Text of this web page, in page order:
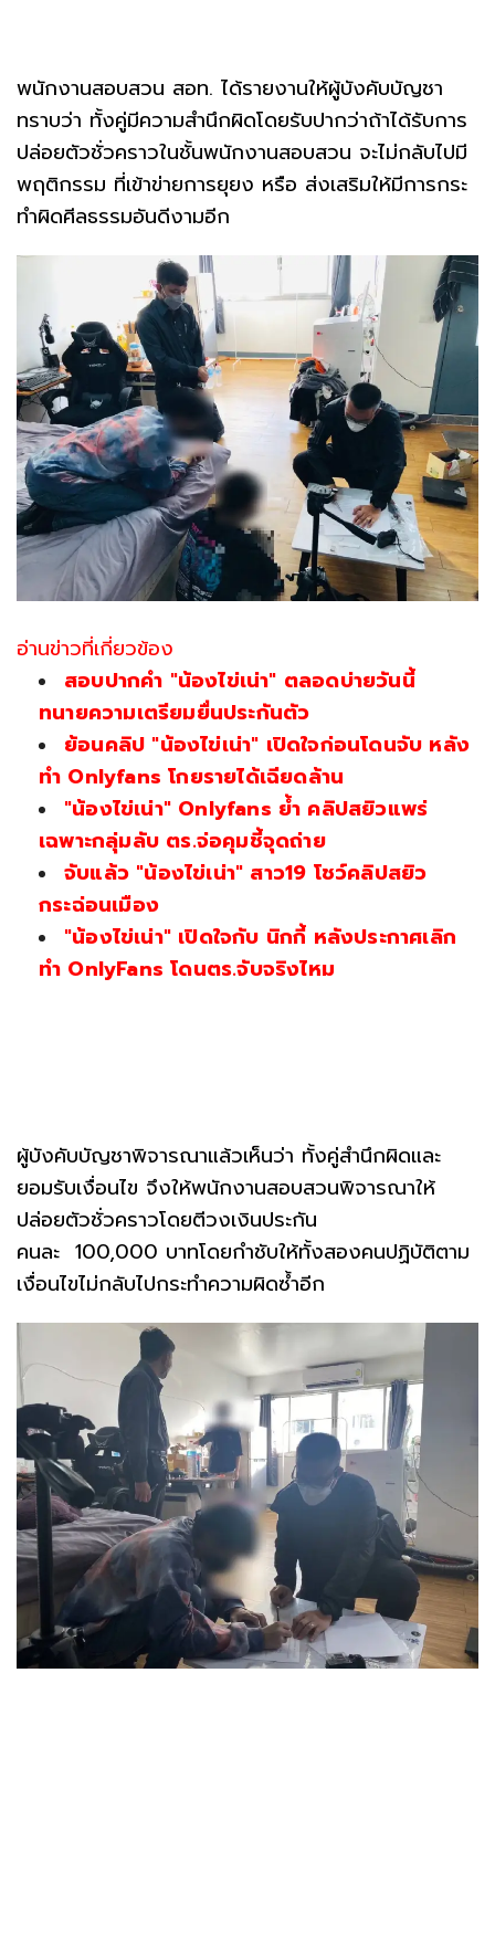
พนักงานสอบสวน สอท. ได้รายงานให้ผู้บังคับบัญชา
ทราบว่า ทั้งคู่มีความสำนึกผิดโดยรับปากว่าถ้าได้รับการ
ปล่อยตัวชั่วคราวในชั้นพนักงานสอบสวน จะไม่กลับไปมี
พฤติกรรม ที่เข้าข่ายการยุยง หรือ ส่งเสริมให้มีการกระ
ทำผิดศีลธรรมอันดีงามอีก
อ่านข่าวที่เกี่ยวข้อง
สอบปากคำ "น้องไข่เน่า" ตลอดบ่ายวันนี้
ทนายความเตรียมยื่นประกันตัว
ย้อนคลิป "น้องไข่เน่า" เปิดใจก่อนโดนจับ หลัง
ทำ Onlyfans โกยรายได้เฉียดล้าน
"น้องไข่เน่า" Onlyfans ย้ำ คลิปสยิวแพร่
เฉพาะกลุ่มลับ ตร.จ่อคุมชี้จุดถ่าย
จับแล้ว "น้องไข่เน่า" สาว19 โชว์คลิปสยิว
กระฉ่อนเมือง
"น้องไข่เน่า" เปิดใจกับ นิกกี้ หลังประกาศเลิก
ทำ OnlyFans โดนตร.จับจริงไหม
ผู้บังคับบัญชาพิจารณาแล้วเห็นว่า ทั้งคู่สำนึกผิดและ
ยอมรับเงื่อนไข จึงให้พนักงานสอบสวนพิจารณาให้
ปล่อยตัวชั่วคราวโดยตีวงเงินประกัน
คนละ 100,000 บาทโดยกำชับให้ทั้งสองคนปฏิบัติตาม
เงื่อนไขไม่กลับไปกระทำความผิดซ้ำอีก